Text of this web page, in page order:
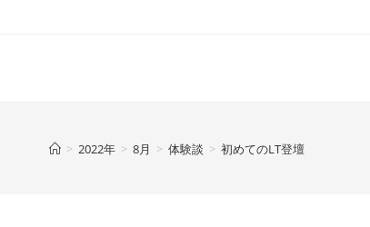
> 2022年 > 8月 > 体験談 > 初めてのLT登壇